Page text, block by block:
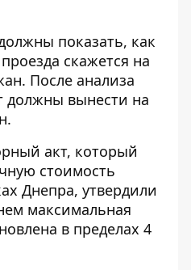
показать, как
скажется на
После анализа
должны вынести на
акт, который
стоимость
Днепра, утвердили
максимальная
в пределах 4